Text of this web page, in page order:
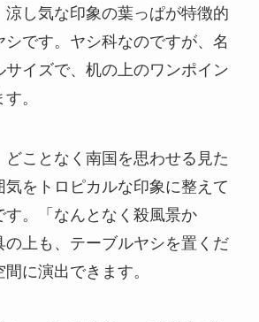
涼し気な印象の葉っぱが特徴的
シです。ヤシ科なのですが、名
サイズで、机の上のワンポイン
。
どことなく南国を思わせる見た
気をトロピカルな印象に整えて
す。「なんとなく殺風景か
の上も、テーブルヤシを置くだ
に演出できます。